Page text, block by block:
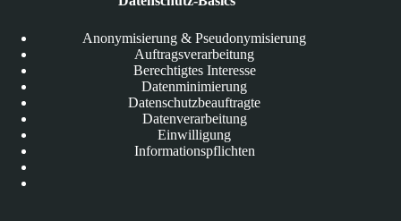
Anonymisierung & Pseudonymisierung
Auftragsverarbeitung
Berechtigtes Interesse
Datenminimierung
Datenschutzbeauftragte
Datenverarbeitung
Einwilligung
Informationspflichten